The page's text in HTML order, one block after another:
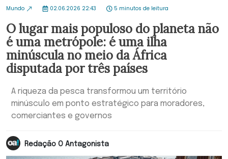
Mundo 02.06.2026 22:43 5 minutos de leitura
O lugar mais populoso do planeta não
é uma metrópole: é uma ilha
minúscula no meio da África
disputada por três países
A riqueza da pesca transformou um território
minúsculo em ponto estratégico para moradores,
comerciantes e governos
Redação O Antagonista